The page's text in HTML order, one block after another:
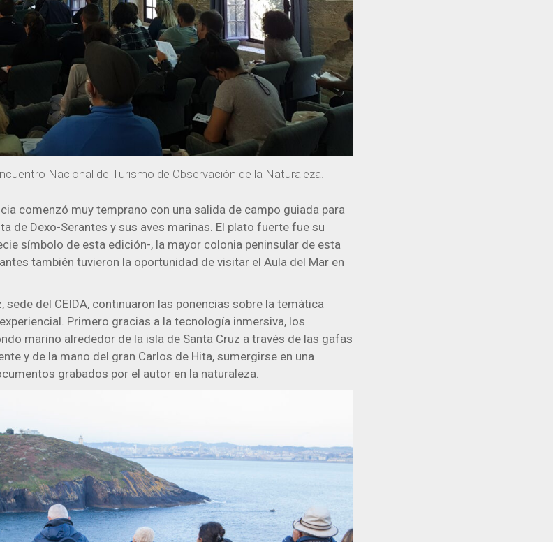
Nacional de Turismo de Observación de la Naturaleza.
comenzó muy temprano con una salida de campo guiada para
de Dexo-Serantes y sus aves marinas. El plato fuerte fue su
símbolo de esta edición-, la mayor colonia peninsular de esta
también tuvieron la oportunidad de visitar el Aula del Mar en
sede del CEIDA, continuaron las ponencias sobre la temática
Primero gracias a la tecnología inmersiva, los
marino alrededor de la isla de Santa Cruz a través de las gafas
y de la mano del gran Carlos de Hita, sumergirse en una
grabados por el autor en la naturaleza.